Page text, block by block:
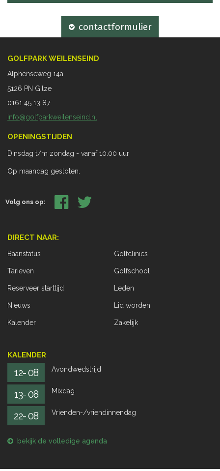
contactformulier
GOLFPARK WEILENSEIND
Alphenseweg 14a
5126 PN Gilze
0161 45 13 87
info@golfparkweilenseind.nl
OPENINGSTIJDEN
Dinsdag t/m zondag - vanaf 10.00 uur
Op maandag gesloten.
Volg ons op:
DIRECT NAAR:
Baanstatus
Tarieven
Reserveer starttijd
Nieuws
Kalender
Golfclinics
Golfschool
Leden
Lid worden
Zakelijk
KALENDER
12- 08 Avondwedstrijd
13- 08 Mixdag
22- 08 Vrienden-/vriendinnendag
bekijk de volledige agenda